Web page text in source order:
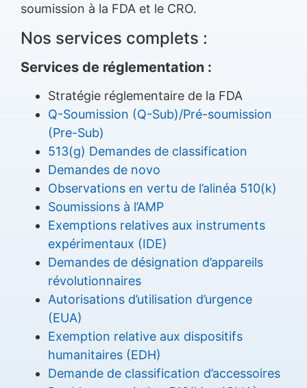
soumission à la FDA et le CRO.
Nos services complets :
Services de réglementation :
Stratégie réglementaire de la FDA
Q-Soumission (Q-Sub)/Pré-soumission
(Pre-Sub)
513(g) Demandes de classification
Demandes de novo
Observations en vertu de l’alinéa 510(k)
Soumissions à l’AMP
Exemptions relatives aux instruments
expérimentaux (IDE)
Demandes de désignation d’appareils
révolutionnaires
Autorisations d’utilisation d’urgence
(EUA)
Exemption relative aux dispositifs
humanitaires (EDH)
Demande de classification d’accessoires